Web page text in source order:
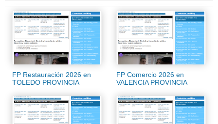
FP Restauración 2026 en
TOLEDO PROVINCIA
FP Comercio 2026 en
VALENCIA PROVINCIA